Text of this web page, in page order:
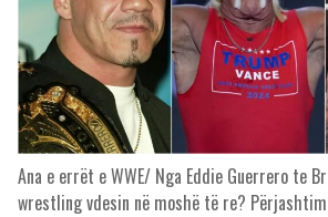
Ana e errët e WWE/ Nga Eddie Guerrero te
wrestling vdesin në moshë të re?